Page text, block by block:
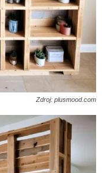
Zdroj: plusmood.com